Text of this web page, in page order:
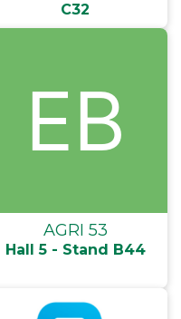
C32
AGRI 53
Hall 5 - Stand B44